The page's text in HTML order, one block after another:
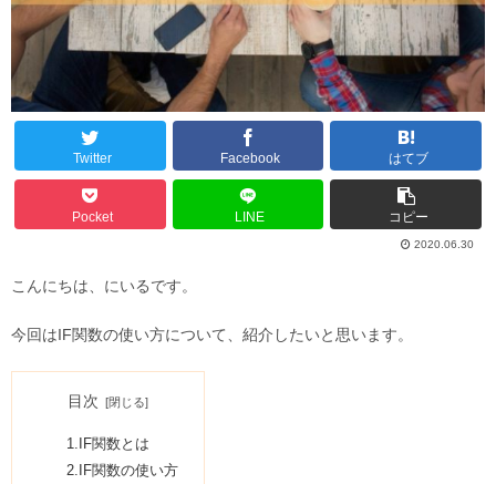
Twitter Facebook はてブ
Pocket LINE コピー
2020.06.30
こんにちは、にいるです。
今回はIF関数の使い方について、紹介したいと思います。
目次
1.IF関数とは
2.IF関数の使い方